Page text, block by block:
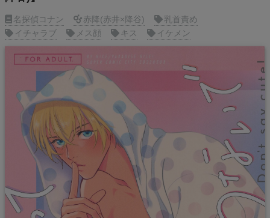
名探偵コナン 赤降(赤井×降谷)
乳首責め
イチャラブ
メス顔 キス イケメン